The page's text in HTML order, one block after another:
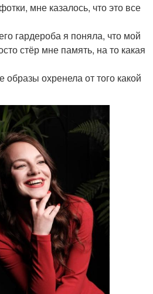
мне казалось, что это все
гардероба я поняла, что мой
стёр мне память, на то какая
охренела от того какой